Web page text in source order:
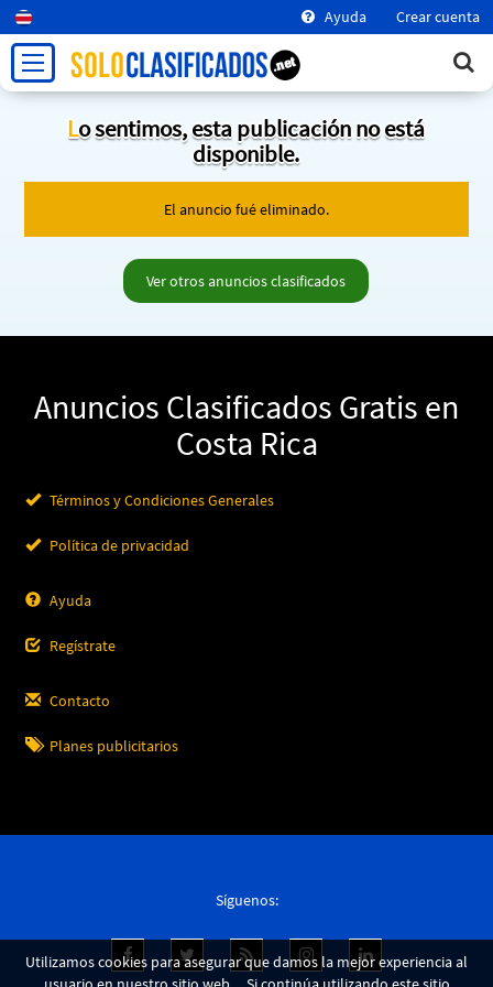
Ayuda Crear cuenta
Lo sentimos, esta publicación no está
disponible.
El anuncio fué eliminado.
Ver otros anuncios clasificados
Anuncios Clasificados Gratis en
Costa Rica
Términos y Condiciones Generales
Política de privacidad
Ayuda
Regístrate
Contacto
Planes publicitarios
Síguenos:
Utilizamos cookies para asegurar que damos la mejor experiencia al